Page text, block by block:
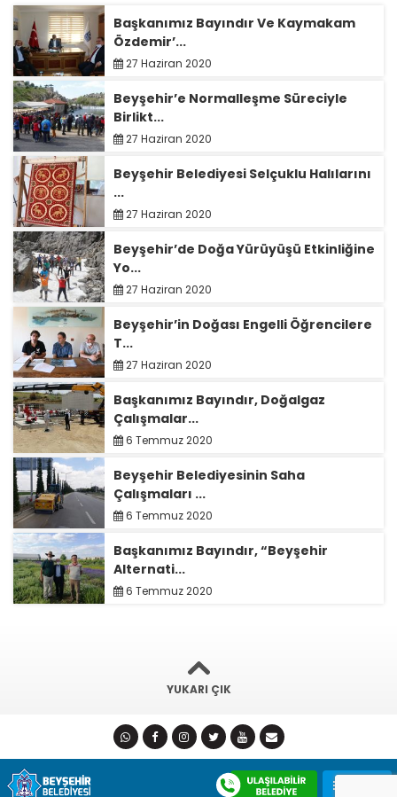
Başkanımız Bayındır Ve Kaymakam
Özdemir’...
27 Haziran 2020
Beyşehir’e Normalleşme Süreciyle
Birlikt...
27 Haziran 2020
Beyşehir Belediyesi Selçuklu Halılarını
...
27 Haziran 2020
Beyşehir’de Doğa Yürüyüşü Etkinliğine
Yo...
27 Haziran 2020
Beyşehir’in Doğası Engelli Öğrencilere
T...
27 Haziran 2020
Başkanımız Bayındır, Doğalgaz
Çalışmalar...
6 Temmuz 2020
Beyşehir Belediyesinin Saha
Çalışmaları ...
6 Temmuz 2020
Başkanımız Bayındır, “Beyşehir
Alternati...
6 Temmuz 2020
YUKARI ÇIK